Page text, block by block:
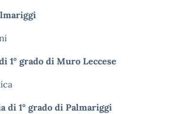
1° grado di Muro Leccese
di 1° grado di Palmariggi